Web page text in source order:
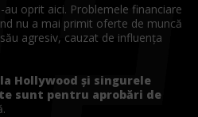
oprit aici. Problemele financiare
nu a mai primit oferte de muncă
său agresiv, cauzat de influența
la Hollywood şi singurele
sunt pentru aprobări de
.